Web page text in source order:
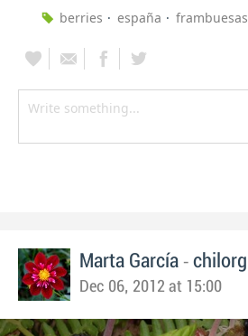
berries
españa frambuesas
Marta García - chilorg
Dec 06, 2012 at 15:00